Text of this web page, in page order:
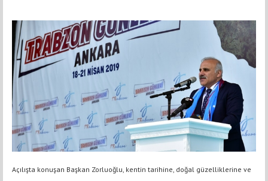
Açılışta konuşan Başkan Zorluoğlu, kentin tarihine, doğal güzelliklerine ve